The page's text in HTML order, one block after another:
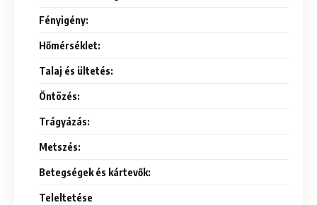
Fényigény:
Hőmérséklet:
Talaj és ültetés:
Öntözés:
Trágyázás:
Metszés:
Betegségek és kártevők:
Teleltetése